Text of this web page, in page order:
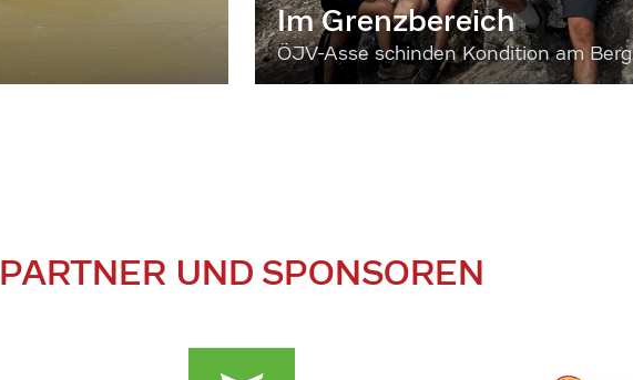
Im Grenzbereich
ÖJV-Asse schinden Kondition am Berg
PARTNER UND SPONSOREN